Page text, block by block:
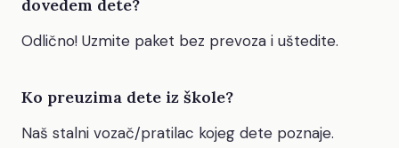
dovedem dete?
Odlično! Uzmite paket bez prevoza i uštedite.
Ko preuzima dete iz škole?
Naš stalni vozač/pratilac kojeg dete poznaje.